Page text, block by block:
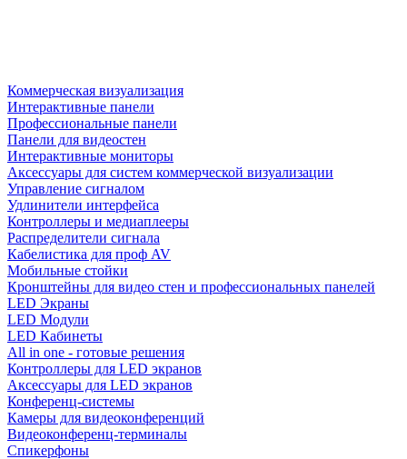
Коммерческая визуализация
Интерактивные панели
Профессиональные панели
Панели для видеостен
Интерактивные мониторы
Аксессуары для систем коммерческой визуализации
Управление сигналом
Удлинители интерфейса
Контроллеры и медиаплееры
Распределители сигнала
Кабелистика для проф AV
Мобильные стойки
Кронштейны для видео стен и профессиональных панелей
LED Экраны
LED Модули
LED Кабинеты
All in one - готовые решения
Контроллеры для LED экранов
Аксессуары для LED экранов
Конференц-системы
Камеры для видеоконференций
Видеоконференц-терминалы
Спикерфоны